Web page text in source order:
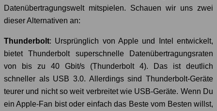
Datenübertragungswelt mitspielen. Schauen wir uns zwei
dieser Alternativen an:
Thunderbolt: Ursprünglich von Apple und Intel entwickelt,
bietet Thunderbolt superschnelle Datenübertragungsraten
von bis zu 40 Gbit/s (Thunderbolt 4). Das ist deutlich
schneller als USB 3.0. Allerdings sind Thunderbolt-Geräte
teurer und nicht so weit verbreitet wie USB-Geräte. Wenn Du
ein Apple-Fan bist oder einfach das Beste vom Besten willst,